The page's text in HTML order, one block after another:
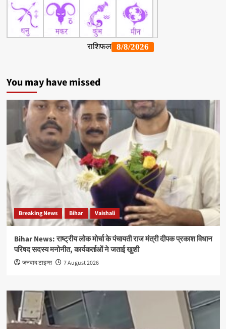
You may have missed
Breaking News Bihar Vaishali
Bihar News: राष्ट्रीय लोक मोर्चा के पंचायती राज मंत्री दीपक प्रकाश विधान
परिषद सदस्य मनोनीत, कार्यकर्ताओं ने जताई खुशी
जनवाद टाइम्स 7 August 2026